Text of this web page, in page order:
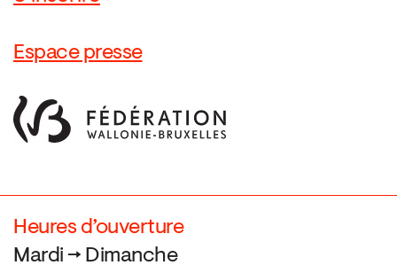
Espace presse
Heures d’ouverture
Mardi → Dimanche